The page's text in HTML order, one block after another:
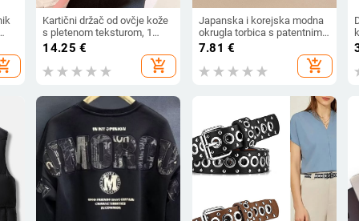
Kartični držač od ovčje kože
s pletenom teksturom, 1
preklop, višestruki džepovi
za kartice i džep za novac
14.25 €
add_shopping_cart
Japanska i korejska modna
okrugla torbica s patentnim
zatvaračem u boji slatkiša,
višenamjenska torbica za
kovanice, futrola za kartice i
7.81 €
add_shopping_cart